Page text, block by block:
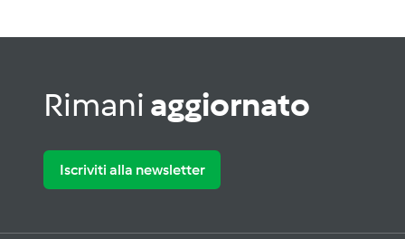
Rimani aggiornato
Iscriviti alla newsletter